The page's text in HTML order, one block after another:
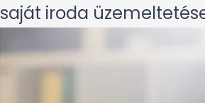
saját iroda